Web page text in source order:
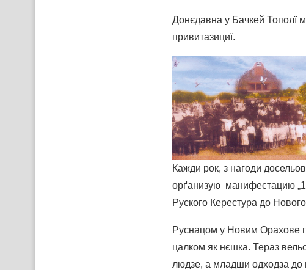
Донєдавна у Бачкей Тополї
привитазициї.
Кажди рок, з нагоди
орґанизую манифестацию
Руского Керестура до
Руснацом у Новим Орахове
цалком як нєшка. Тераз
людзе, а младши одходза до